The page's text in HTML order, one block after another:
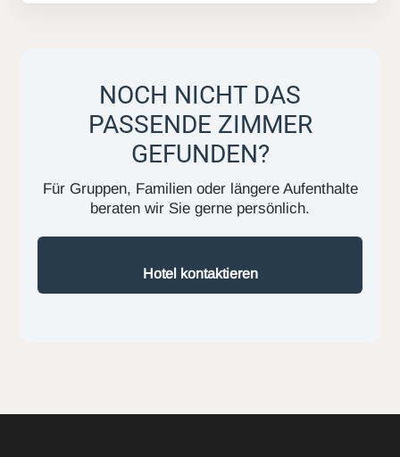
NOCH NICHT DAS
PASSENDE ZIMMER
GEFUNDEN?
Für Gruppen, Familien oder längere Aufenthalte
beraten wir Sie gerne persönlich.
Hotel kontaktieren